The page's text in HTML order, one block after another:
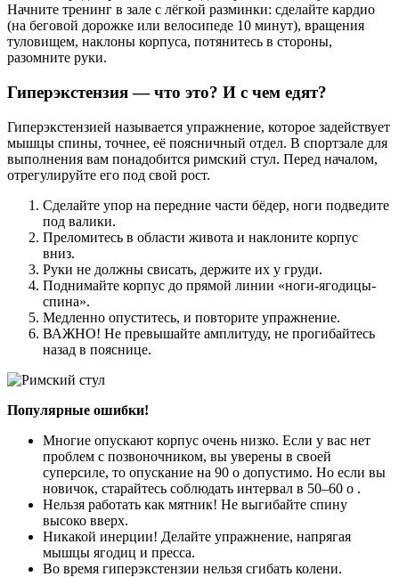
Начните тренинг в зале с лёгкой разминки: сделайте кардио
(на беговой дорожке или велосипеде 10 минут), вращения
туловищем, наклоны корпуса, потянитесь в стороны,
разомните руки.
Гиперэкстензия — что это? И с чем едят?
Гиперэкстензией называется упражнение, которое задействует
мышцы спины, точнее, её поясничный отдел. В спортзале для
выполнения вам понадобится римский стул. Перед началом,
отрегулируйте его под свой рост.
Сделайте упор на передние части бёдер, ноги подведите
под валики.
Преломитесь в области живота и наклоните корпус
вниз.
Руки не должны свисать, держите их у груди.
Поднимайте корпус до прямой линии «ноги-ягодицы-
спина».
Медленно опуститесь, и повторите упражнение.
ВАЖНО! Не превышайте амплитуду, не прогибайтесь
назад в пояснице.
Популярные ошибки!
Многие опускают корпус очень низко. Если у вас нет
проблем с позвоночником, вы уверены в своей
суперсиле, то опускание на 90 о допустимо. Но если вы
новичок, старайтесь соблюдать интервал в 50–60 о .
Нельзя работать как мятник! Не выгибайте спину
высоко вверх.
Никакой инерции! Делайте упражнение, напрягая
мышцы ягодиц и пресса.
Во время гиперэкстензии нельзя сгибать колени.